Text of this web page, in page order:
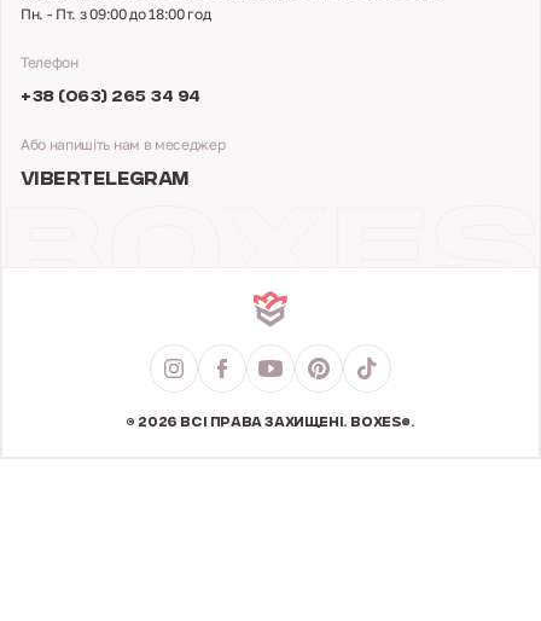
Пн. - Пт. з 09:00 до 18:00 год
Телефон
+38 (063) 265 34 94
Або напишіть нам в меседжер
VIBERTELEGRAM
© 2026 ВСІ ПРАВА ЗАХИЩЕНІ. BOXES®.